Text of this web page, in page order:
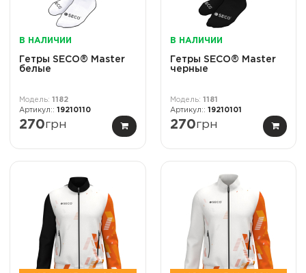
В НАЛИЧИИ
Гетры SECO® Master
белые
1182
19210110
270грн
В НАЛИЧИИ
Гетры SECO® Master
черные
1181
19210101
270грн